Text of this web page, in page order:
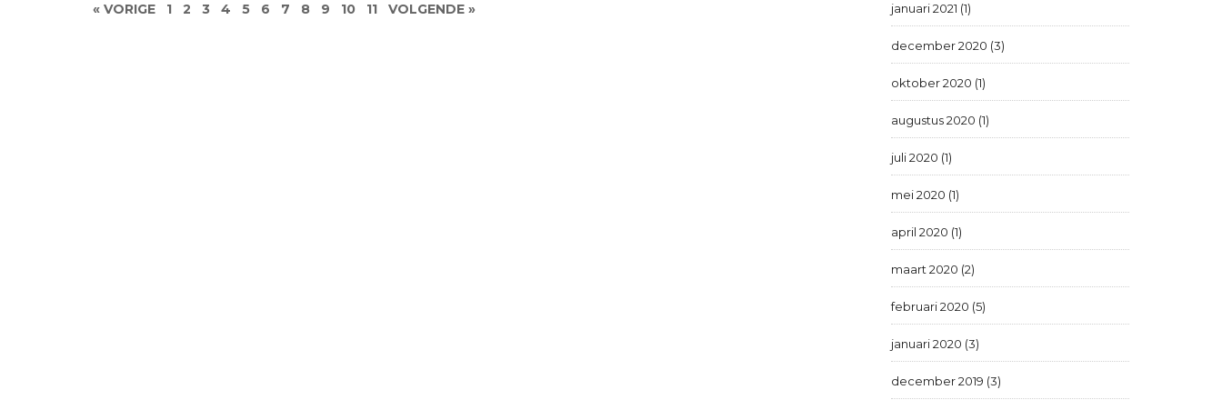
« VORIGE 1 2 3 4 5 6 7 8 9 10 11 VOLGENDE » januari 2021 (1)
december 2020 (3)
oktober 2020 (1)
augustus 2020 (1)
juli 2020 (1)
mei 2020 (1)
april 2020 (1)
maart 2020 (2)
februari 2020 (5)
januari 2020 (3)
december 2019 (3)